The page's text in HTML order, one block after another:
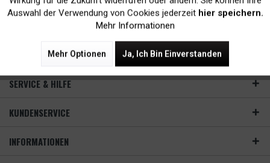
Mehr lesen
NEWSLETTER
SERVICE & HILFE
KUNDENSERVICE
INFORMATIONEN
Auswahl der Verwendung von Cookies jederzeit hier speichern.
Mehr Informationen
Mehr Optionen Ja, Ich Bin Einverstanden